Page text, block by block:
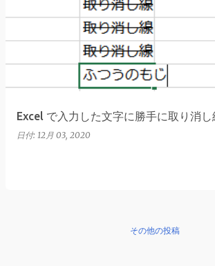
Excel で入力した文字に勝手に取り消し
日付: 12月 03, 2020
その他の投稿